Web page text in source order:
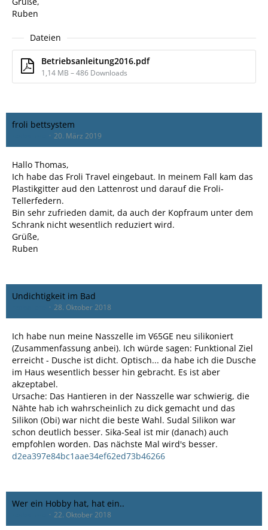
Ruben
Dateien
Betriebsanleitung2016.pdf
1,14 MB – 486 Downloads
froli bettsystem
20. März 2019
Hallo Thomas,
Ich habe das Froli Travel eingebaut. In meinem Fall kam das
Plastikgitter aud den Lattenrost und darauf die Froli-
Tellerfedern.
Bin sehr zufrieden damit, da auch der Kopfraum unter dem
Schrank nicht wesentlich reduziert wird.
Grüße,
Ruben
Undichtigkeit im Bad
28. Oktober 2018
Ich habe nun meine Nasszelle im V65GE neu silikoniert
(Zusammenfassung anbei). Ich würde sagen: Funktional Ziel
erreicht - Dusche ist dicht. Optisch... da habe ich die Dusche
im Haus wesentlich besser hin gebracht. Es ist aber
akzeptabel.
Ursache: Das Hantieren in der Nasszelle war schwierig, die
Nähte hab ich wahrscheinlich zu dick gemacht und das
Silikon (Obi) war nicht die beste Wahl. Sudal Silikon war
schon deutlich besser. Sika-Seal ist mir (danach) auch
empfohlen worden. Das nächste Mal wird's besser.
d2ea397e84bc1aae34ef62ed73b46266
Wer ein Hobby hat, hat ein..
22. Oktober 2018